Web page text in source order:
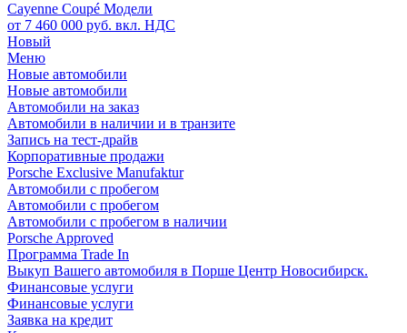
Cayenne Coupé Модели
от 7 460 000 руб. вкл. НДС
Новый
Меню
Новые автомобили
Новые автомобили
Автомобили на заказ
Автомобили в наличии и в транзите
Запись на тест-драйв
Корпоративные продажи
Porsche Exclusive Manufaktur
Автомобили с пробегом
Автомобили с пробегом
Автомобили с пробегом в наличии
Porsche Approved
Программа Trade In
Выкуп Вашего автомобиля в Порше Центр Новосибирск.
Финансовые услуги
Финансовые услуги
Заявка на кредит